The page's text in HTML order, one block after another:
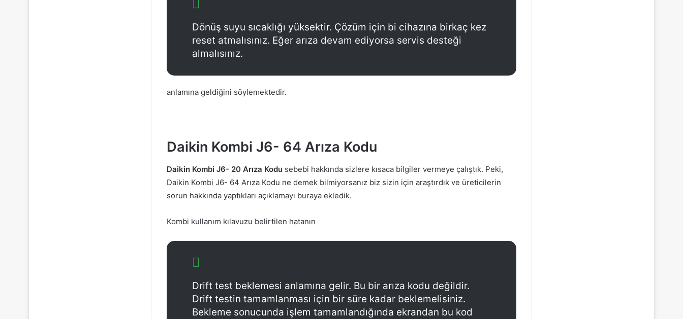
Dönüş suyu sıcaklığı yüksektir. Çözüm için bi cihazına birkaç kez
reset atmalısınız. Eğer arıza devam ediyorsa servis desteği
almalısınız.
anlamına geldiğini söylemektedir.
Daikin Kombi J6- 64 Arıza Kodu
Daikin Kombi J6- 20 Arıza Kodu sebebi hakkında sizlere kısaca bilgiler vermeye çalıştık. Peki,
Daikin Kombi J6- 64 Arıza Kodu ne demek bilmiyorsanız biz sizin için araştırdık ve üreticilerin
sorun hakkında yaptıkları açıklamayı buraya ekledik.
Kombi kullanım kılavuzu belirtilen hatanın
Drift test beklemesi anlamına gelir. Bu bir arıza kodu değildir.
Drift testin tamamlanması için bir süre kadar beklemelisiniz.
Bekleme sonucunda işlem tamamlandığında ekrandan bu kod